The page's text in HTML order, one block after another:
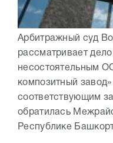
Арбитражный суд
рассматривает
несостоятельным
композитный
соответствующим
обратилась
Республике